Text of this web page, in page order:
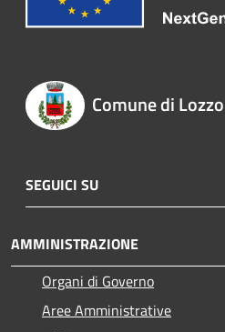
Comune di
SEGUICI SU
AMMINISTRAZIONE
Organi di Governo
Aree Amministrative